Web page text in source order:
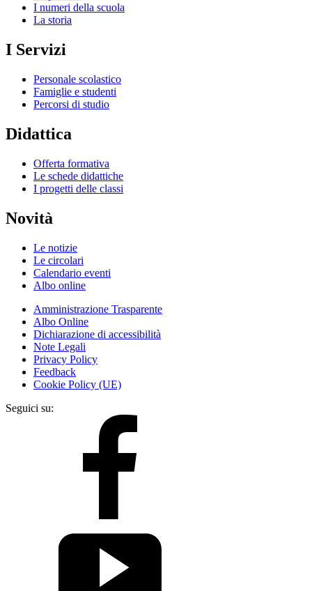
I numeri della scuola
La storia
I Servizi
Personale scolastico
Famiglie e studenti
Percorsi di studio
Didattica
Offerta formativa
Le schede didattiche
I progetti delle classi
Novità
Le notizie
Le circolari
Calendario eventi
Albo online
Amministrazione Trasparente
Albo Online
Dichiarazione di accessibilità
Note Legali
Privacy Policy
Feedback
Cookie Policy (UE)
Seguici su: